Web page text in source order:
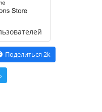
Поделиться 2k